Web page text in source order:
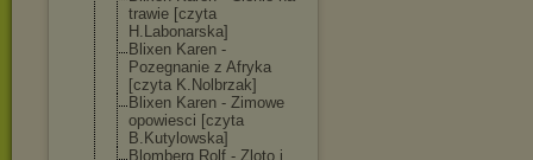
trawie [czyta
H.Labonarska]
Blixen Karen -
Pozegnanie z Afryka
[czyta K.Nolbrzak]
Blixen Karen - Zimowe
opowiesci [czyta
B.Kutylowska]
Blomberg Rolf - Zloto i